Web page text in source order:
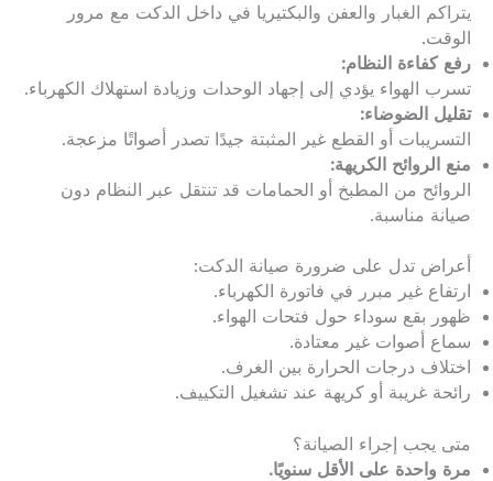
يتراكم الغبار والعفن والبكتيريا في داخل الدكت مع مرور
الوقت.
رفع كفاءة النظام:
تسرب الهواء يؤدي إلى إجهاد الوحدات وزيادة استهلاك الكهرباء.
تقليل الضوضاء:
التسريبات أو القطع غير المثبتة جيدًا تصدر أصواتًا مزعجة.
منع الروائح الكريهة:
الروائح من المطبخ أو الحمامات قد تنتقل عبر النظام دون
صيانة مناسبة.
أعراض تدل على ضرورة صيانة الدكت:
ارتفاع غير مبرر في فاتورة الكهرباء.
ظهور بقع سوداء حول فتحات الهواء.
سماع أصوات غير معتادة.
اختلاف درجات الحرارة بين الغرف.
رائحة غريبة أو كريهة عند تشغيل التكييف.
متى يجب إجراء الصيانة؟
مرة واحدة على الأقل سنويًا.